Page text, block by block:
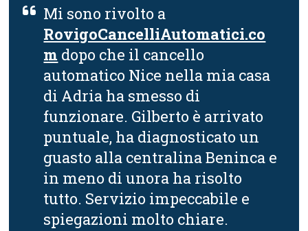
Mi sono rivolto a
RovigoCancelliAutomatici.co
m dopo che il cancello
automatico Nice nella mia casa
di Adria ha smesso di
funzionare. Gilberto è arrivato
puntuale, ha diagnosticato un
guasto alla centralina Beninca e
in meno di unora ha risolto
tutto. Servizio impeccabile e
spiegazioni molto chiare.